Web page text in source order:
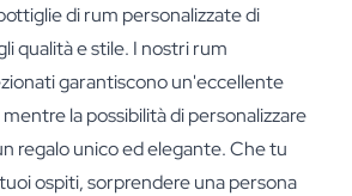
di rum personalizzate di
qualità e stile. I nostri rum
garantiscono un'eccellente
la possibilità di personalizzare
regalo unico ed elegante. Che tu
ospiti, sorprendere una persona